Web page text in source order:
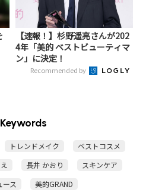
【速報！】杉野遥亮さんが202
4年「美的 ベストビューティマ
ン」に決定！
Recommended by
トレンドメイク
ベストコスメ
長井 かおり
スキンケア
ース
美的GRAND